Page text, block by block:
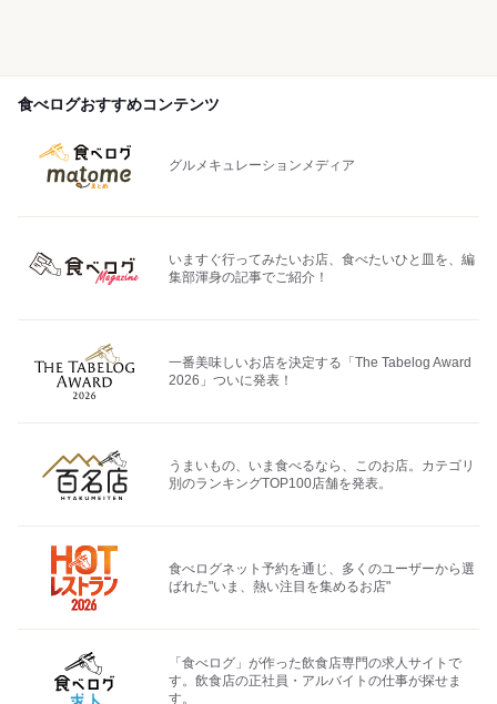
食べログおすすめコンテンツ
グルメキュレーションメディア
いますぐ行ってみたいお店、食べたいひと皿を、編
集部渾身の記事でご紹介！
一番美味しいお店を決定する「The Tabelog Award
2026」ついに発表！
うまいもの、いま食べるなら、このお店。カテゴリ
別のランキングTOP100店舗を発表。
食べログネット予約を通じ、多くのユーザーから選
ばれた"いま、熱い注目を集めるお店"
「食べログ」が作った飲食店専門の求人サイトで
す。飲食店の正社員・アルバイトの仕事が探せま
す。